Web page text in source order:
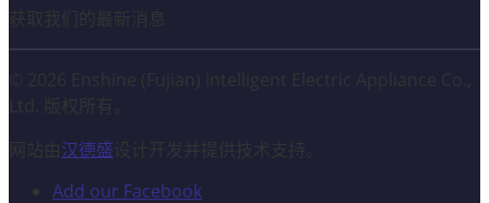
汉德盛
Add our Facebook